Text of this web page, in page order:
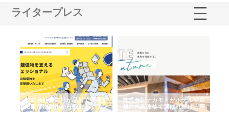
ライタープレス
株式会社耕文社が品川で実現す
る販促物製作から配送までワン
ストップ対応
株式会社ナカモトがホテルや店
舗の内装改修で選ばれ続ける理
由